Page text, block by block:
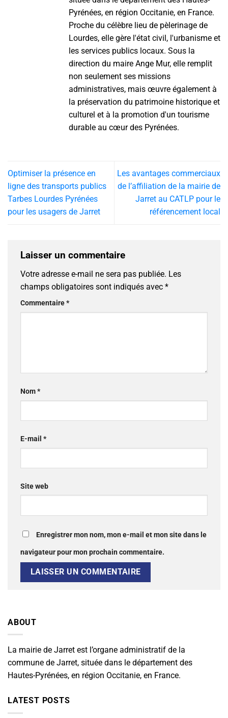
Pyrénées, en région Occitanie, en France.
Proche du célèbre lieu de pèlerinage de
Lourdes, elle gère l'état civil, l'urbanisme et
les services publics locaux. Sous la
direction du maire Ange Mur, elle remplit
non seulement ses missions
administratives, mais œuvre également à
la préservation du patrimoine historique et
culturel et à la promotion d'un tourisme
durable au cœur des Pyrénées.
Optimiser la présence en
ligne des transports publics
Tarbes Lourdes Pyrénées
pour les usagers de Jarret
Les avantages commerciaux
de l’affiliation de la mairie de
Jarret au CATLP pour le
référencement local
Laisser un commentaire
Votre adresse e-mail ne sera pas publiée. Les
champs obligatoires sont indiqués avec *
Commentaire*
Nom*
E-mail *
Site web
Enregistrer mon nom, mon e-mail et mon site dans le
navigateur pour mon prochain commentaire.
ABOUT
La mairie de Jarret est l’organe administratif de la
commune de Jarret, située dans le département des
Hautes-Pyrénées, en région Occitanie, en France.
LATEST POSTS